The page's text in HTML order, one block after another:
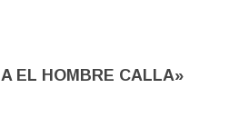
EL HOMBRE CALLA»